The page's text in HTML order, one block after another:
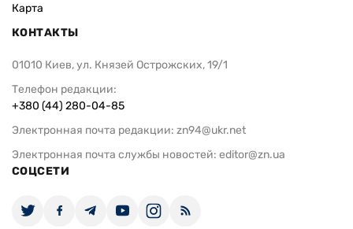
Карта
КОНТАКТЫ
01010 Киев, ул. Князей Острожских, 19/1
Телефон редакции:
+380 (44) 280-04-85
Электронная почта редакции: zn94@ukr.net
Электронная почта службы новостей: editor@zn.ua
СОЦСЕТИ